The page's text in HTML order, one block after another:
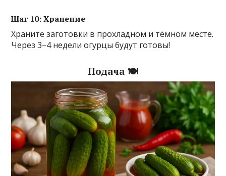
Шаг 10: Хранение
Храните заготовки в прохладном и тёмном месте.
Через 3–4 недели огурцы будут готовы!
Подача 🍽️